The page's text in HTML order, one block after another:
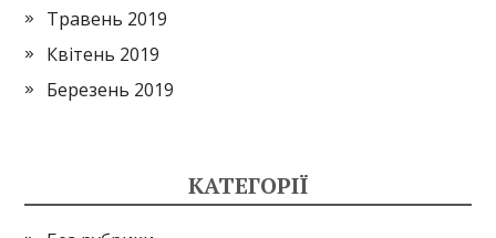
Травень 2019
Квітень 2019
Березень 2019
КАТЕГОРІЇ